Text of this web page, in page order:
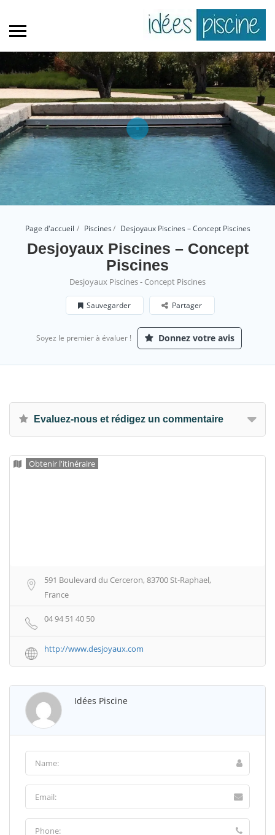
Page d'accueil Piscines Desjoyaux Piscines – Concept Piscines
Desjoyaux Piscines – Concept
Piscines
Desjoyaux Piscines - Concept Piscines
Sauvegarder Partager
Soyez le premier à évaluer ! Donnez votre avis
Evaluez-nous et rédigez un commentaire
Obtenir l'itinéraire
591 Boulevard du Cerceron, 83700 St-Raphael,
France
04 94 51 40 50
http://www.desjoyaux.com
Idées Piscine